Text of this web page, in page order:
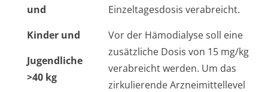
und
Kinder und
Jugendliche
>40 kg
Einzeltagesdosis verabreicht.
Vor der Hämodialyse soll eine
zusätzliche Dosis von 15 mg/kg
verabreicht werden. Um das
zirkulierende Arzneimittellevel